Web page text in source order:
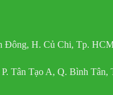
Đông, H. Củ Chi, Tp.
Tân Tạo A, Q. Bình Tân,